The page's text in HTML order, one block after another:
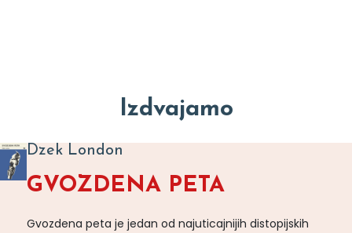
Izdvajamo
Dzek London
GVOZDENA PETA
Gvozdena peta je jedan od najuticajnijih distopijskih